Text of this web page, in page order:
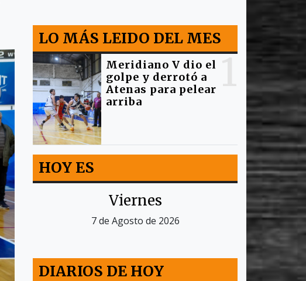
LO MÁS LEIDO DEL MES
Meridiano V dio el
golpe y derrotó a
Atenas para pelear
arriba
HOY ES
Viernes
7 de Agosto de 2026
DIARIOS DE HOY